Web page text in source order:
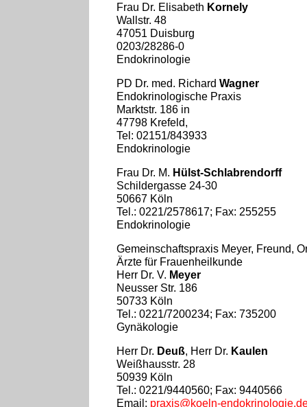
Frau Dr. Elisabeth Kornely
Wallstr. 48
47051 Duisburg
0203/28286-0
Endokrinologie
PD Dr. med. Richard Wagner
Endokrinologische Praxis
Marktstr. 186 in
47798 Krefeld,
Tel: 02151/843933
Endokrinologie
Frau Dr. M. Hülst-Schlabrendorff
Schildergasse 24-30
50667 Köln
Tel.: 0221/2578617; Fax: 255255
Endokrinologie
Gemeinschaftspraxis Meyer, Freund,
Ärzte für Frauenheilkunde
Herr Dr. V. Meyer
Neusser Str. 186
50733 Köln
Tel.: 0221/7200234; Fax: 735200
Gynäkologie
Herr Dr. Deuß, Herr Dr. Kaulen
Weißhausstr. 28
50939 Köln
Tel.: 0221/9440560; Fax: 9440566
Email: praxis@koeln-